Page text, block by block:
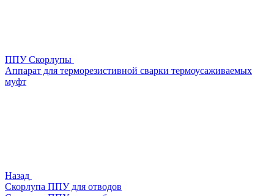
ППУ Скорлупы
Аппарат для терморезистивной сварки термоусаживаемых
муфт
Назад
Скорлупа ППУ для отводов